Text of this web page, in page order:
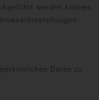
werden können.
Daten zu